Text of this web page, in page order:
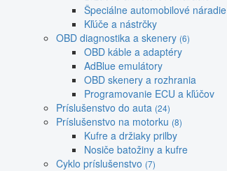
Špeciálne automobilové náradie
Kľúče a nástrčky
OBD diagnostika a skenery (6)
OBD káble a adaptéry
AdBlue emulátory
OBD skenery a rozhrania
Programovanie ECU a kľúčov
Príslušenstvo do auta (24)
Príslušenstvo na motorku (8)
Kufre a držiaky prilby
Nosiče batožiny a kufre
Cyklo príslušenstvo (7)